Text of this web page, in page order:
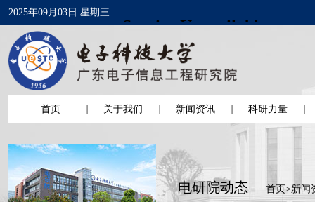
2025年09月03日 星期三
首页 关于我们 新闻资讯 科研力量
电研院动态 首页>新闻